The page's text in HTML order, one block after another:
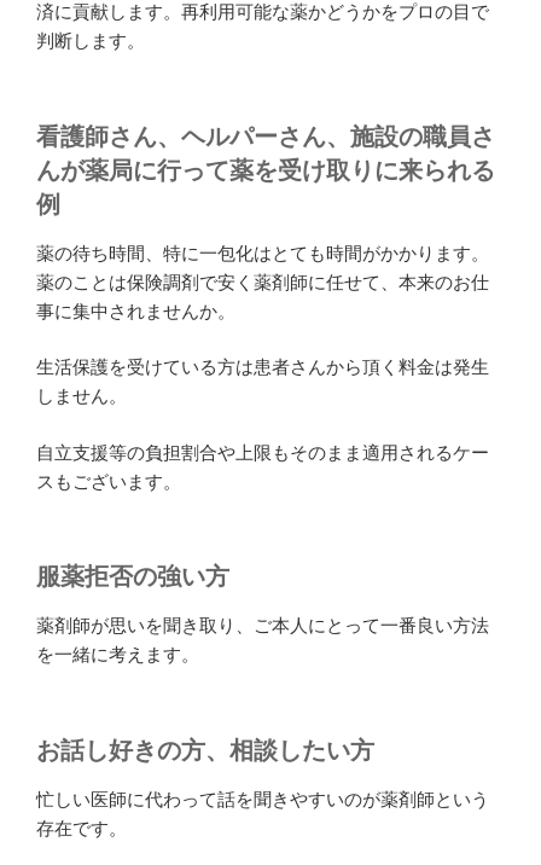
済に貢献します。再利用可能な薬かどうかをプロの目で
判断します。
看護師さん、ヘルパーさん、施設の職員さ
んが薬局に行って薬を受け取りに来られる
例
薬の待ち時間、特に一包化はとても時間がかかります。
薬のことは保険調剤で安く薬剤師に任せて、本来のお仕
事に集中されませんか。
生活保護を受けている方は患者さんから頂く料金は発生
しません。
自立支援等の負担割合や上限もそのまま適用されるケー
スもございます。
服薬拒否の強い方
薬剤師が思いを聞き取り、ご本人にとって一番良い方法
を一緒に考えます。
お話し好きの方、相談したい方
忙しい医師に代わって話を聞きやすいのが薬剤師という
存在です。